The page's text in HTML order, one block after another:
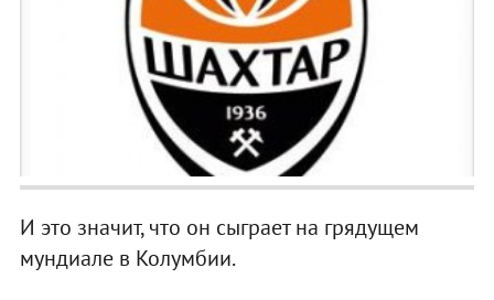
И это значит, что он сыграет на грядущем
мундиале в Колумбии.